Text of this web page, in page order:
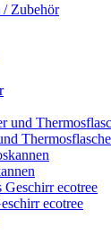
/ Zubehör
ecotree